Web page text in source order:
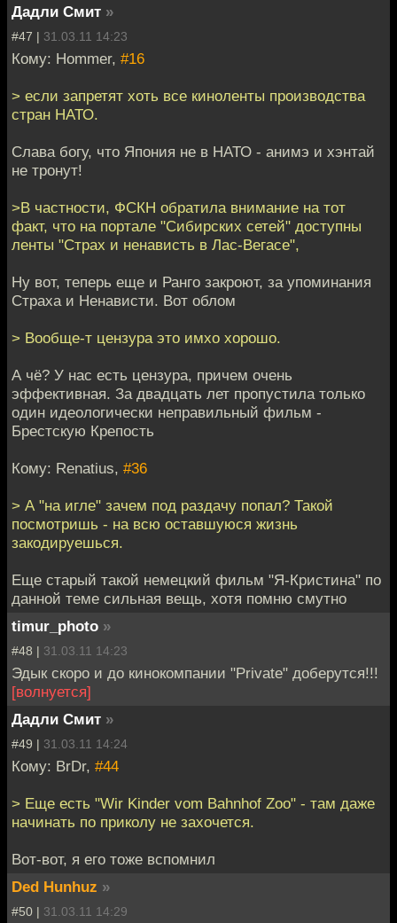
Дадли Смит »
#47 | 31.03.11 14:23
Кому: Hommer, #16
> если запретят хоть все киноленты производства
стран НАТО.
Слава богу, что Япония не в НАТО - анимэ и хэнтай
не тронут!
>В частности, ФСКН обратила внимание на тот
факт, что на портале "Сибирских сетей" доступны
ленты "Страх и ненависть в Лас-Вегасе",
Ну вот, теперь еще и Ранго закроют, за упоминания
Страха и Ненависти. Вот облом
> Вообще-т цензура это имхо хорошо.
А чё? У нас есть цензура, причем очень
эффективная. За двадцать лет пропустила только
один идеологически неправильный фильм -
Брестскую Крепость
Кому: Renatius, #36
> А "на игле" зачем под раздачу попал? Такой
посмотришь - на всю оставшуюся жизнь
закодируешься.
Еще старый такой немецкий фильм "Я-Кристина" по
данной теме сильная вещь, хотя помню смутно
timur_photo »
#48 | 31.03.11 14:23
Эдык скоро и до кинокомпании "Private" доберутся!!!
[волнуется]
Дадли Смит »
#49 | 31.03.11 14:24
Кому: BrDr, #44
> Еще есть "Wir Kinder vom Bahnhof Zoo" - там даже
начинать по приколу не захочется.
Вот-вот, я его тоже вспомнил
Ded Hunhuz »
#50 | 31.03.11 14:29